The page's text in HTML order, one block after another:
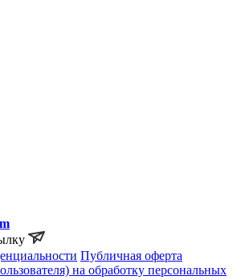
Публичная оферта
на обработку персональных